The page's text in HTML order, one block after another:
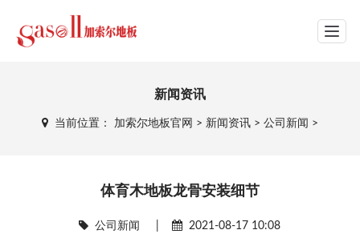
网站导航
新闻资讯
当前位置： 加索尔地板官网 > 新闻资讯> 公司新闻 >
体育木地板龙骨安装细节
公司新闻 2021-08-17 10:08